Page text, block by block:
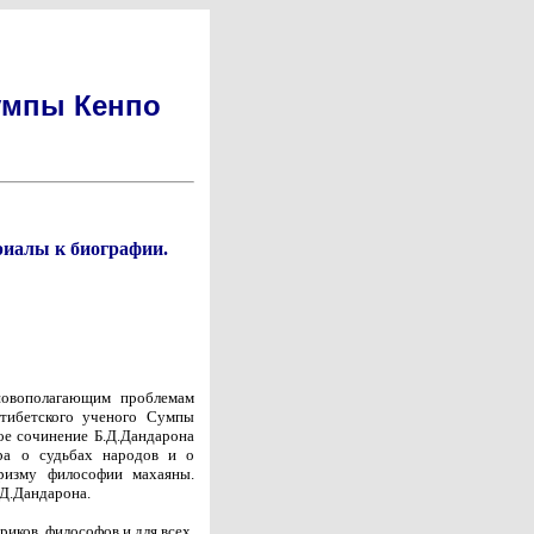
Кенпо
к биографии.
проблемам
ученого Сумпы
сочинение Б.Д.Дандарона
о судьбах народов и о
философии махаяны.